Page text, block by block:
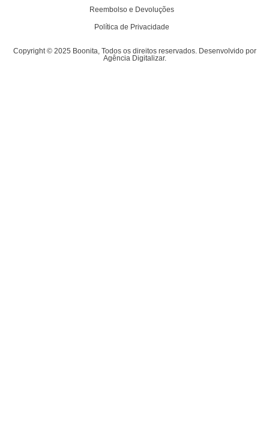
Reembolso e Devoluções
Política de Privacidade
Copyright © 2025 Boonita, Todos os direitos reservados. Desenvolvido por
Agência Digitalizar.